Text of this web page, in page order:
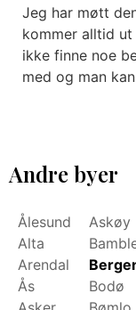
Jeg har møtt
kommer alltid
ikke finne noe
med og man
Andre byer
Ålesund
Alta
Arendal
Ås
Askøy
Bodø